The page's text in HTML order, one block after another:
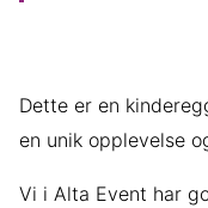
Dette er en
en unik opplevelse
Vi i Alta Event har